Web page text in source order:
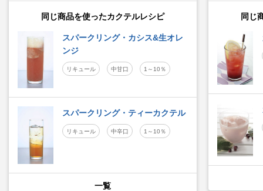
同じ商品を使ったカクテルレシピ
スパークリング・カシス&生オレ
ンジ
リキュール 中甘口 1～10％
スパークリング・ティーカクテル
リキュール 中辛口 1～10％
一覧
同じ